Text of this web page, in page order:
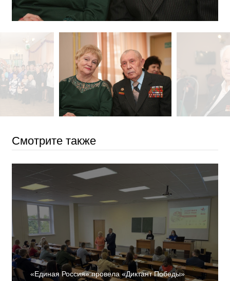
Смотрите также
«Единая Россия» провела «Диктант Победы»